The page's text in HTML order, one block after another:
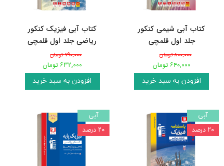
کتاب آبی شیمی کنکور
جلد اول قلمچی
۸۰۰,۰۰۰ تومان
۶۴۰,۰۰۰ تومان
افزودن به سبد خرید
کتاب آبی فیزیک کنکور
ریاضی جلد اول قلمچی
۷۹۰,۰۰۰ تومان
۶۳۲,۰۰۰ تومان
افزودن به سبد خرید
آبی
۲۰ درصد
آبی
۲۰ درصد